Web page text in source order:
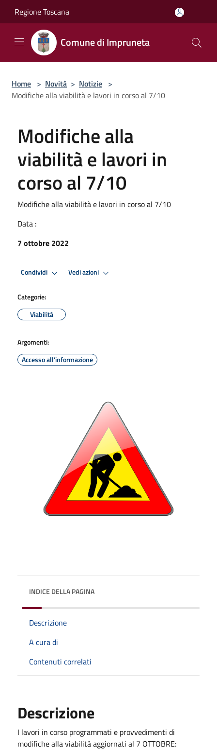
Regione Toscana
Comune di Impruneta
Home > Novità > Notizie >
Modifiche alla viabilità e lavori in corso al 7/10
Modifiche alla
viabilità e lavori in
corso al 7/10
Modifiche alla viabilità e lavori in corso al 7/10
Data :
7 ottobre 2022
Condividi Vedi azioni
Categorie:
Viabilità
Argomenti:
Accesso all'informazione
INDICE DELLA PAGINA
Descrizione
A cura di
Contenuti correlati
Descrizione
I lavori in corso programmati e provvedimenti di
modifiche alla viabilità aggiornati al 7 OTTOBRE: